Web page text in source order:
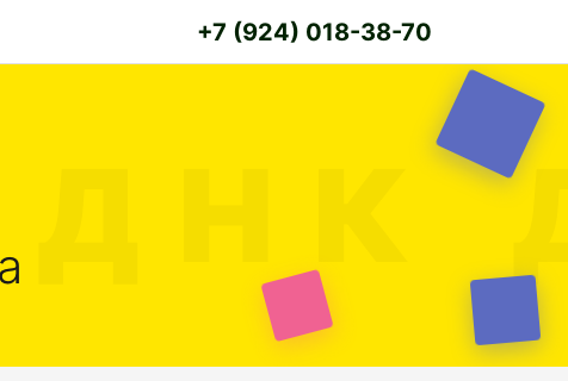
+7 (924) 018-38-70